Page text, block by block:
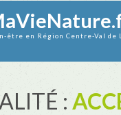
être en Région Centre-Val de
: